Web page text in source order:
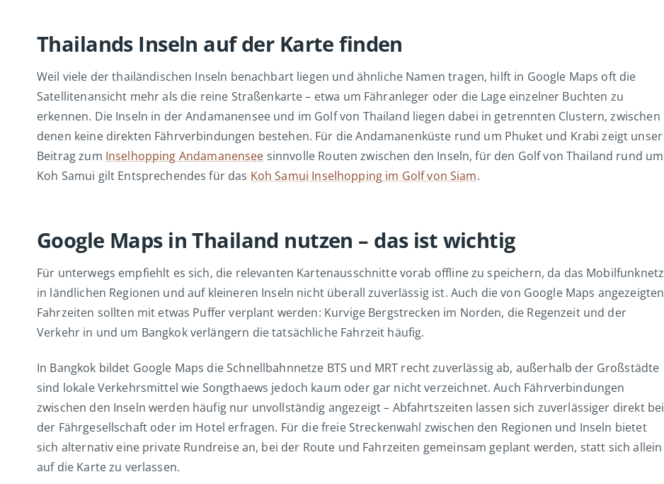
Thailands Inseln auf der Karte finden
Weil viele der thailändischen Inseln benachbart liegen und ähnliche Namen tragen, hilft in Google Maps oft die
Satellitenansicht mehr als die reine Straßenkarte – etwa um Fähranleger oder die Lage einzelner Buchten zu
erkennen. Die Inseln in der Andamanensee und im Golf von Thailand liegen dabei in getrennten Clustern, zwischen
denen keine direkten Fährverbindungen bestehen. Für die Andamanenküste rund um Phuket und Krabi zeigt unser
Beitrag zum Inselhopping Andamanensee sinnvolle Routen zwischen den Inseln, für den Golf von Thailand rund um
Koh Samui gilt Entsprechendes für das Koh Samui Inselhopping im Golf von Siam.
Google Maps in Thailand nutzen – das ist wichtig
Für unterwegs empfiehlt es sich, die relevanten Kartenausschnitte vorab offline zu speichern, da das Mobilfunknetz
in ländlichen Regionen und auf kleineren Inseln nicht überall zuverlässig ist. Auch die von Google Maps angezeigten
Fahrzeiten sollten mit etwas Puffer verplant werden: Kurvige Bergstrecken im Norden, die Regenzeit und der
Verkehr in und um Bangkok verlängern die tatsächliche Fahrzeit häufig.
In Bangkok bildet Google Maps die Schnellbahnnetze BTS und MRT recht zuverlässig ab, außerhalb der Großstädte
sind lokale Verkehrsmittel wie Songthaews jedoch kaum oder gar nicht verzeichnet. Auch Fährverbindungen
zwischen den Inseln werden häufig nur unvollständig angezeigt – Abfahrtszeiten lassen sich zuverlässiger direkt bei
der Fährgesellschaft oder im Hotel erfragen. Für die freie Streckenwahl zwischen den Regionen und Inseln bietet
sich alternativ eine private Rundreise an, bei der Route und Fahrzeiten gemeinsam geplant werden, statt sich allein
auf die Karte zu verlassen.